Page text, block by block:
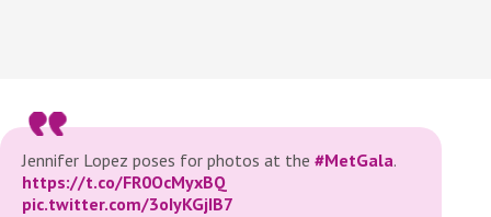
Jennifer Lopez poses for photos at the #MetGala.
https://t.co/FR0OcMyxBQ
pic.twitter.com/3oIyKGjIB7